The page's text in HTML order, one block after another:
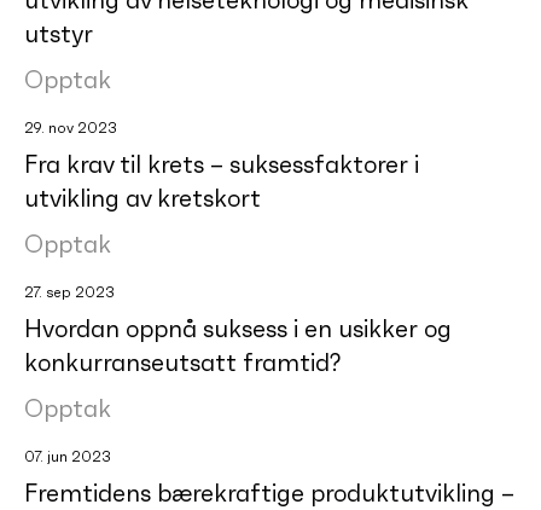
utstyr
Opptak
29. nov 2023
Fra krav til krets – suksessfaktorer i
utvikling av kretskort
Opptak
27. sep 2023
Hvordan oppnå suksess i en usikker og
konkurranseutsatt framtid?
Opptak
07. jun 2023
Fremtidens bærekraftige produktutvikling –